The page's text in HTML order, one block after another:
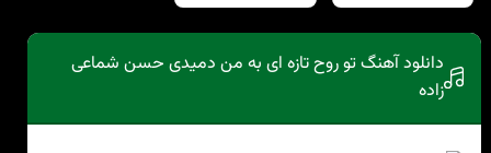
دانلود آهنگ تو روح تازه ای به من دمیدی حسن شماعی
زاده